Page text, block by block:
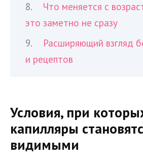
Что меняется с
это заметно не сразу
Расширяющий взгляд
и рецептов
Условия, при
капилляры
видимыми